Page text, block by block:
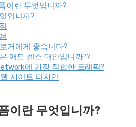
이란 무엇입니까?
입니까?
거에게 좋습니다?
애드 센스 대안입니까??
에 가장 적합한 트래픽?
사이트 디자인
이란 무엇입니까?